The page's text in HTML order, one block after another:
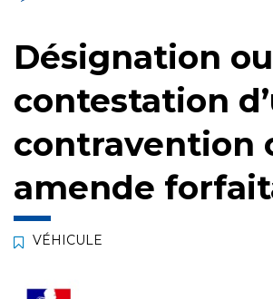
Désignation ou
contestation
contravention
amende
VÉHICULE